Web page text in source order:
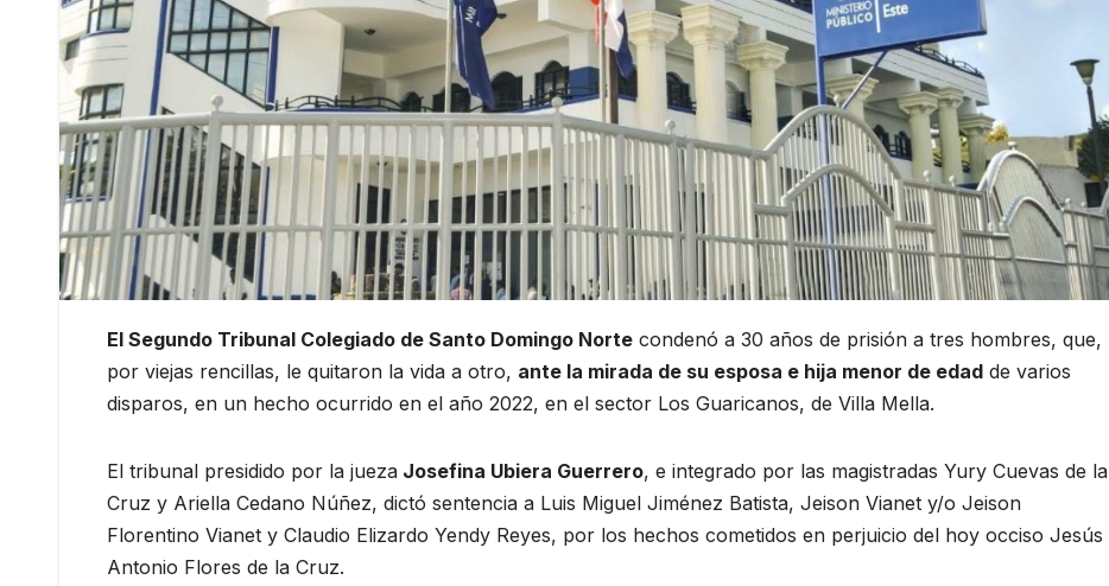
El Segundo Tribunal Colegiado de Santo Domingo Norte condenó a 30 años de prisión a tres hombres, que,
por viejas rencillas, le quitaron la vida a otro, ante la mirada de su esposa e hija menor de edad de varios
disparos, en un hecho ocurrido en el año 2022, en el sector Los Guaricanos, de Villa Mella.
El tribunal presidido por la jueza Josefina Ubiera Guerrero, e integrado por las magistradas Yury Cuevas de la
Cruz y Ariella Cedano Núñez, dictó sentencia a Luis Miguel Jiménez Batista, Jeison Vianet y/o Jeison
Florentino Vianet y Claudio Elizardo Yendy Reyes, por los hechos cometidos en perjuicio del hoy occiso Jesús
Antonio Flores de la Cruz.